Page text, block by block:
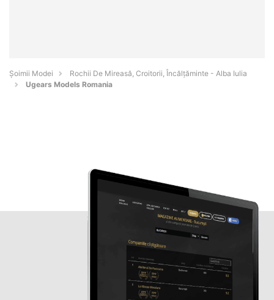
Șoimii Modei
Rochii De Mireasă, Croitorii, Încălțăminte - Alba Iulia
Ugears Models Romania